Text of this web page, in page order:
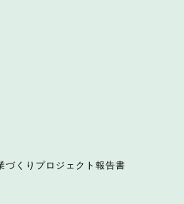
づくりプロジェクト報告書